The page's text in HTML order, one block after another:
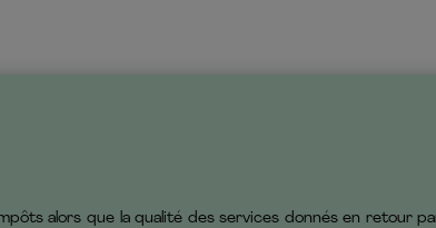
alors que la qualité des services donnés en retour